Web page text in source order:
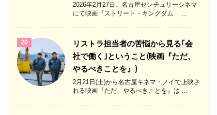
2026年2月27日、名古屋センチュリーシネマ
にて映画『ストリート・キングダム ...
20
リストラ担当者の苦悩から見る｢会
社で働く｣ということ(映画『ただ、
やるべきことを』)
2月21日(土)から名古屋キネマ・ノイで上映さ
れる映画『ただ、やるべきことを』は ...